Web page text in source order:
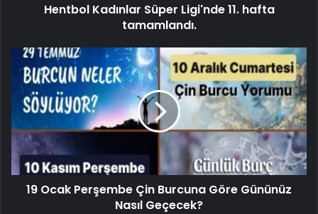
Hentbol Kadınlar Süper Ligi'nde 11. hafta
tamamlandı.
19 Ocak Perşembe Çin Burcuna Göre Gününüz
Nasıl Geçecek?